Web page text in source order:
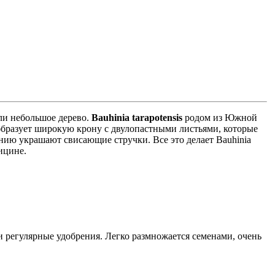
небольшое дерево. Bauhinia tarapotensis родом из Южной
широкую крону с двулопастными листьями, которые
украшают свисающие стручки. Все это делает Bauhinia
удобрения. Легко размножается семенами, очень